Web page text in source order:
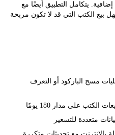
التطبيق أيضًا مع
التي قد لا تكون مربحة
الباركود أو التعرف
للتسعير